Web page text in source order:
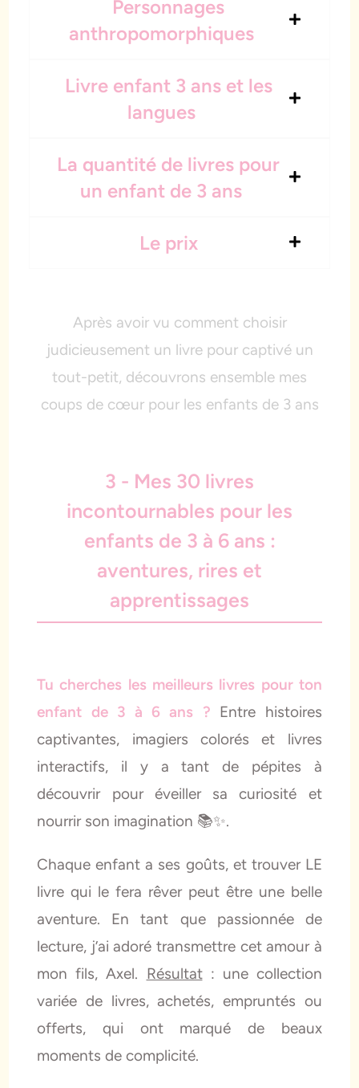
Personnages
anthropomorphiques
Livre enfant 3 ans et les
langues
La quantité de livres pour
un enfant de 3 ans
Le prix
Après avoir vu comment choisir
judicieusement un livre pour captivé un
tout-petit, découvrons ensemble mes
coups de cœur pour les enfants de 3 ans
3 - Mes 30 livres
incontournables pour les
enfants de 3 à 6 ans :
aventures, rires et
apprentissages
Tu cherches les meilleurs livres pour ton
enfant de 3 à 6 ans ? Entre histoires
captivantes, imagiers colorés et livres
interactifs, il y a tant de pépites à
découvrir pour éveiller sa curiosité et
nourrir son imagination 📚✨.
Chaque enfant a ses goûts, et trouver LE
livre qui le fera rêver peut être une belle
aventure. En tant que passionnée de
lecture, j’ai adoré transmettre cet amour à
mon fils, Axel. Résultat: une collection
variée de livres, achetés, empruntés ou
offerts, qui ont marqué de beaux
moments de complicité.